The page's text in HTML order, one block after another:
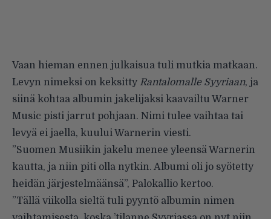
Vaan hieman ennen julkaisua tuli mutkia matkaan.
Levyn nimeksi on keksitty Rantalomalle Syyriaan, ja
siinä kohtaa albumin jakelijaksi kaavailtu Warner
Music pisti jarrut pohjaan. Nimi tulee vaihtaa tai
levyä ei jaella, kuului Warnerin viesti.
”Suomen Musiikin jakelu menee yleensä Warnerin
kautta, ja niin piti olla nytkin. Albumi oli jo syötetty
heidän järjestelmäänsä”, Palokallio kertoo.
”Tällä viikolla sieltä tuli pyyntö albumin nimen